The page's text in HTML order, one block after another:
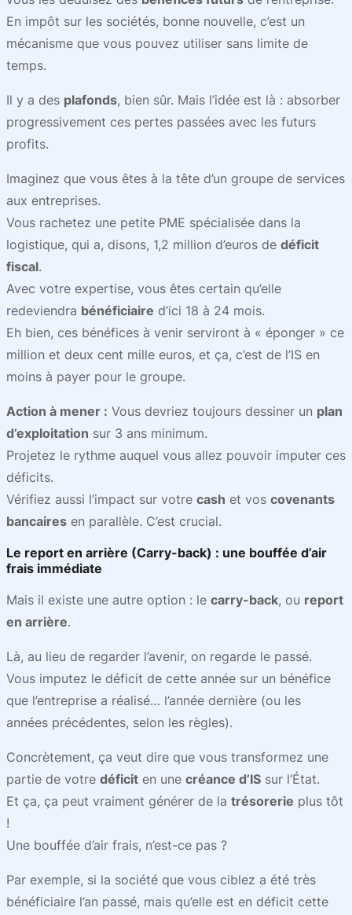
En impôt sur les sociétés, bonne nouvelle, c’est un
mécanisme que vous pouvez utiliser sans limite de
temps.
Il y a des plafonds, bien sûr. Mais l’idée est là : absorber
progressivement ces pertes passées avec les futurs
profits.
Imaginez que vous êtes à la tête d’un groupe de services
aux entreprises.
Vous rachetez une petite PME spécialisée dans la
logistique, qui a, disons, 1,2 million d’euros de déficit
fiscal.
Avec votre expertise, vous êtes certain qu’elle
redeviendra bénéficiaire d’ici 18 à 24 mois.
Eh bien, ces bénéfices à venir serviront à « éponger » ce
million et deux cent mille euros, et ça, c’est de l’IS en
moins à payer pour le groupe.
Action à mener : Vous devriez toujours dessiner un plan
d’exploitation sur 3 ans minimum.
Projetez le rythme auquel vous allez pouvoir imputer ces
déficits.
Vérifiez aussi l’impact sur votre cash et vos covenants
bancaires en parallèle. C’est crucial.
Le report en arrière (Carry-back) : une bouffée d’air
frais immédiate
Mais il existe une autre option : le carry-back, ou report
en arrière.
Là, au lieu de regarder l’avenir, on regarde le passé.
Vous imputez le déficit de cette année sur un bénéfice
que l’entreprise a réalisé… l’année dernière (ou les
années précédentes, selon les règles).
Concrètement, ça veut dire que vous transformez une
partie de votre déficit en une créance d’IS sur l’État.
Et ça, ça peut vraiment générer de la trésorerie plus tôt
!
Une bouffée d’air frais, n’est-ce pas ?
Par exemple, si la société que vous ciblez a été très
bénéficiaire l’an passé, mais qu’elle est en déficit cette